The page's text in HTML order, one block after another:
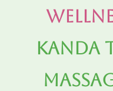
Kanda